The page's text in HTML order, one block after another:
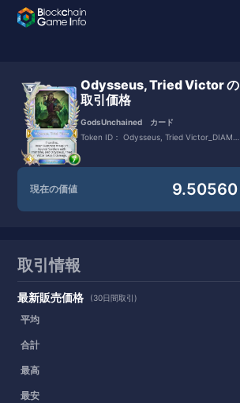
Odysseus, Tried Victor の
取引価格
GodsUnchained カード
Token ID： Odysseus, Tried Victor_DIAMO
現在の価値 9.50560
取引情報
最新販売価格 (30日間取引)
平均
合計
最高
最安